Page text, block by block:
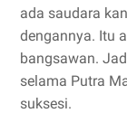
ada saudara
dengannya. Itu
bangsawan.
selama Putra
suksesi.